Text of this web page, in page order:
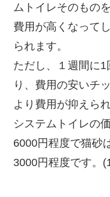
ムトイレそのもの
費用が高くなって
られます。
ただし、１週間に
り、費用の安いチ
より費用が抑えら
システムトイレの
6000円程度で猫砂
3000円程度です。